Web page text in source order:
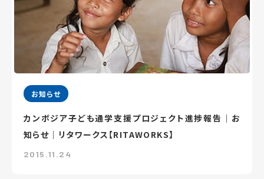
お知らせ
カンボジア子ども通学支援プロジェクト進捗報告｜お
知らせ｜リタワークス【RITAWORKS】
2015.11.24